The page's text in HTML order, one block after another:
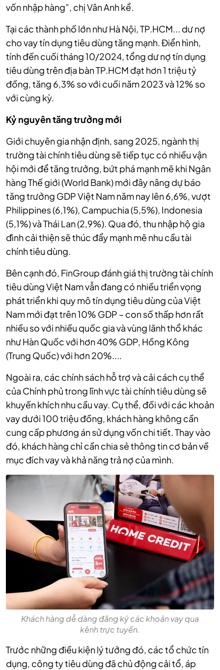
vốn nhập hàng”, chị Vân Anh kể.
Tại các thành phố lớn như Hà Nội, TP.HCM... dư nợ
cho vay tín dụng tiêu dùng tăng mạnh. Điển hình,
tính đến cuối tháng 10/2024, tổng dư nợ tín dụng
tiêu dùng trên địa bàn TP.HCM đạt hơn 1 triệu tỷ
đồng, tăng 6,3% so với cuối năm 2023 và 12% so
với cùng kỳ.
Kỷ nguyên tăng trưởng mới
Giới chuyên gia nhận định, sang 2025, ngành thị
trường tài chính tiêu dùng sẽ tiếp tục có nhiều vận
hội mới để tăng trưởng, bứt phá mạnh mẽ khi Ngân
hàng Thế giới (World Bank) mới đây nâng dự báo
tăng trưởng GDP Việt Nam năm nay lên 6,6%, vượt
Philippines (6,1%), Campuchia (5,5%), Indonesia
(5,1%) và Thái Lan (2,9%). Qua đó, thu nhập hộ gia
đình cải thiện sẽ thúc đẩy mạnh mẽ nhu cầu tài
chính tiêu dùng.
Bên cạnh đó, FinGroup đánh giá thị trường tài chính
tiêu dùng Việt Nam vẫn đang có nhiều triển vọng
phát triển khi quy mô tín dụng tiêu dùng của Việt
Nam mới đạt trên 10% GDP – con số thấp hơn rất
nhiều so với nhiều quốc gia và vùng lãnh thổ khác
như Hàn Quốc với hơn 40% GDP, Hồng Kông
(Trung Quốc) với hơn 20%....
Ngoài ra, các chính sách hỗ trợ và cải cách cụ thể
của Chính phủ trong lĩnh vực tài chính tiêu dùng sẽ
khuyến khích nhu cầu vay. Cụ thể, đối với các khoản
vay dưới 100 triệu đồng, khách hàng không cần
cung cấp phương án sử dụng vốn chi tiết. Thay vào
đó, khách hàng chỉ cần chia sẻ thông tin cơ bản về
mục đích vay và khả năng trả nợ của mình.
Khách hàng dễ dàng đăng ký các khoản vay qua
kênh trực tuyến.
Trước những điều kiện lý tưởng đó, các tổ chức tín
dụng, công ty tiêu dùng đã chủ động cải tổ, áp